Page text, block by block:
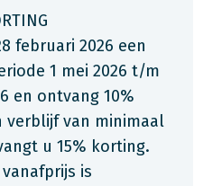
februari 2026 een
1 mei 2026 t/m
en ontvang 10%
verblijf van minimaal
u 15% korting.
is